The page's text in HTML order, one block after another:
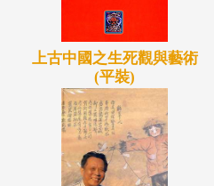
上古中國之生死觀與藝術
(平裝)